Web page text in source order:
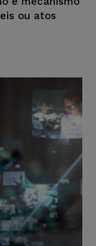
ou atos